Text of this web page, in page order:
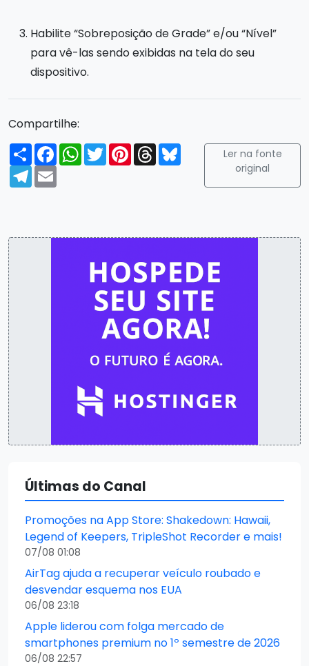
Habilite “Sobreposição de Grade” e/ou “Nível”
para vê-las sendo exibidas na tela do seu
dispositivo.
Compartilhe:
Compartilhar
FacebookWhatsApp
TwitterPinterest
ThreadsBluesky
Telegram
Email
Ler na fonte
original
Últimas do Canal
Promoções na App Store: Shakedown: Hawaii,
Legend of Keepers, TripleShot Recorder e mais!
07/08 01:08
AirTag ajuda a recuperar veículo roubado e
desvendar esquema nos EUA
06/08 23:18
Apple liderou com folga mercado de
smartphones premium no 1º semestre de 2026
06/08 22:57